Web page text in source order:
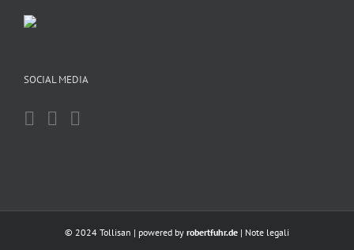
SOCIAL MEDIA
© 2024 Tollisan | powered by robertfuhr.de | Note legali